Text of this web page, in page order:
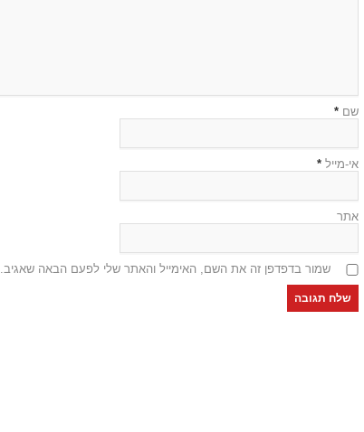
שם *
אי-מייל *
אתר
שמור בדפדפן זה את השם, האימייל והאתר שלי לפעם הבאה שאגיב.